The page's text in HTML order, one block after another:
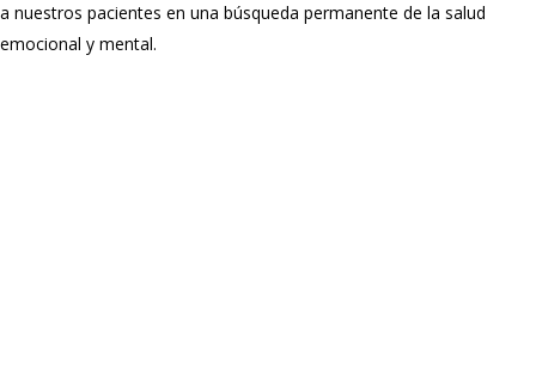
a nuestros pacientes en una búsqueda permanente de la salud
emocional y mental.